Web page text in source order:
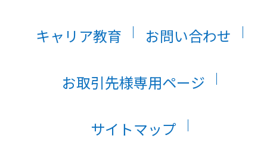
キャリア教育 お問い合わせ
お取引先様専用ページ
サイトマップ